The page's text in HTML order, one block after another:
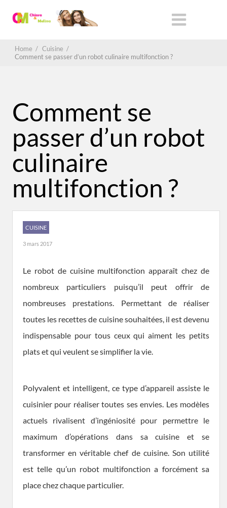
Home / Cuisine /
Comment se passer d’un robot culinaire multifonction ?
Comment se
passer d’un robot
culinaire
multifonction ?
CUISINE
3 mars 2017
Le robot de cuisine multifonction apparaît chez de
nombreux particuliers puisqu’il peut offrir de
nombreuses prestations. Permettant de réaliser
toutes les recettes de cuisine souhaitées, il est devenu
indispensable pour tous ceux qui aiment les petits
plats et qui veulent se simplifier la vie.
Polyvalent et intelligent, ce type d’appareil assiste le
cuisinier pour réaliser toutes ses envies. Les modèles
actuels rivalisent d’ingéniosité pour permettre le
maximum d’opérations dans sa cuisine et se
transformer en véritable chef de cuisine. Son utilité
est telle qu’un robot multifonction a forcément sa
place chez chaque particulier.